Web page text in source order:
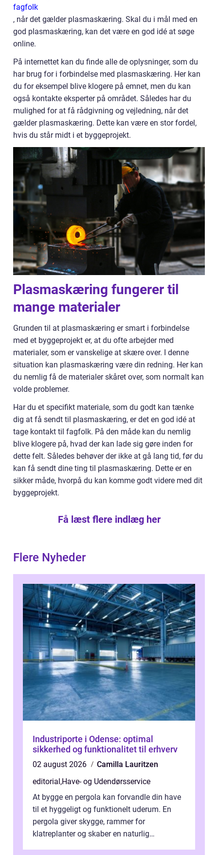
fagfolk
, når det gælder plasmaskæring. Skal du i mål med en
god plasmaskæring, kan det være en god idé at søge
online.
På internettet kan du finde alle de oplysninger, som du
har brug for i forbindelse med plasmaskæring. Her kan
du for eksempel blive klogere på emnet, men du kan
også kontakte eksperter på området. Således har du
mulighed for at få rådgivning og vejledning, når det
gælder plasmaskæring. Dette kan være en stor fordel,
hvis du står midt i et byggeprojekt.
Plasmaskæring fungerer til
mange materialer
Grunden til at plasmaskæring er smart i forbindelse
med et byggeprojekt er, at du ofte arbejder med
materialer, som er vanskelige at skære over. I denne
situation kan plasmaskæring være din redning. Her kan
du nemlig få de materialer skåret over, som normalt kan
volde problemer.
Har du et specifikt materiale, som du godt kan tænke
dig at få sendt til plasmaskæring, er det en god idé at
tage kontakt til fagfolk. På den måde kan du nemlig
blive klogere på, hvad der kan lade sig gøre inden for
dette felt. Således behøver der ikke at gå lang tid, før du
kan få sendt dine ting til plasmaskæring. Dette er en
sikker måde, hvorpå du kan komme godt videre med dit
byggeprojekt.
Få læst flere indlæg her
Flere Nyheder
Industriporte i Odense: optimal
sikkerhed og funktionalitet til erhverv
02 august 2026
Camilla Lauritzen
editorial ,Have- og Udendørsservice
At bygge en pergola kan forvandle din have
til et hyggeligt og funktionelt uderum. En
pergola giver skygge, rammer for
klatreplanter og skaber en naturlig